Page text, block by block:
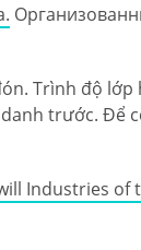
Trình độ
trước. Để
Industries of